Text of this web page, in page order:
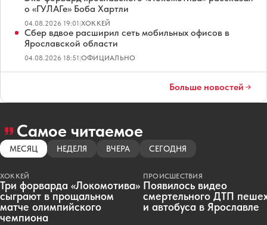
о «ГУЛАГе» Боба Хартли
04.08.2026 19:01|ХОККЕЙ
Сбер вдвое расширил сеть мобильных офисов в
Ярославской области
04.08.2026 18:51|ОФИЦИАЛЬНО
Больше новостей
Самое читаемое
МЕСЯЦ НЕДЕЛЯ ВЧЕРА СЕГОДНЯ
ХОККЕЙ
Три форварда «Локомотива»
сыграют в прощальном
матче олимпийского
чемпиона
ПРОИСШЕСТВИЯ
Появилось видео
смертельного ДТП
и автобуса в Ярославле